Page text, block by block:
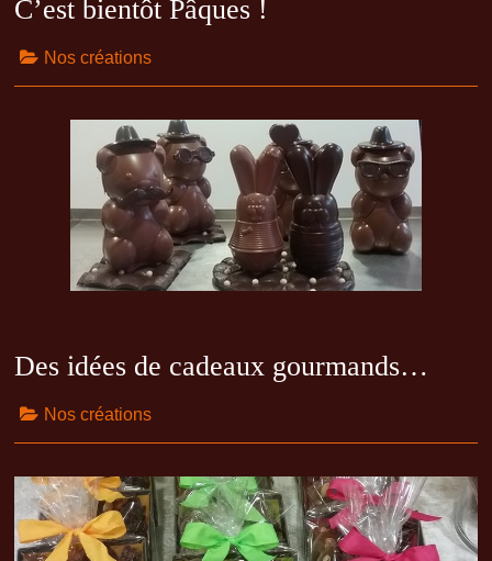
C’est bientôt Pâques !
Nos créations
Des idées de cadeaux gourmands…
Nos créations